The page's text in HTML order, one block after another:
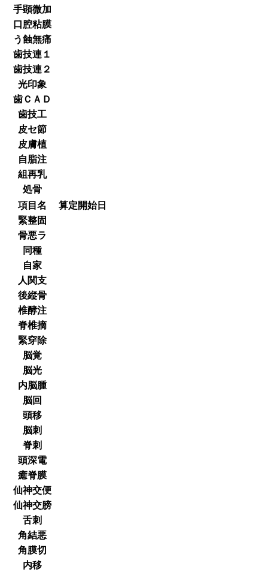
手顕微加
口腔粘膜
う蝕無痛
歯技連１
歯技連２
光印象
歯ＣＡＤ
歯技工
皮セ節
皮膚植
自脂注
組再乳
処骨
項目名
算定開始日
緊整固
骨悪ラ
同種
自家
人関支
後縦骨
椎酵注
脊椎摘
緊穿除
脳覚
脳光
内脳腫
脳回
頭移
脳刺
脊刺
頭深電
癒脊膜
仙神交便
仙神交膀
舌刺
角結悪
角膜切
内移